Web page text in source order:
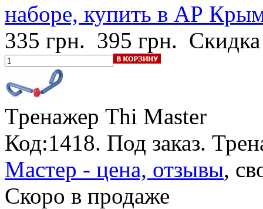
наборе, купить в АР
335 грн. 395 грн.
Тренажер Thi Master
Код:1418. Под заказ.
Мастер - цена, отзывы,
Скоро в продаже